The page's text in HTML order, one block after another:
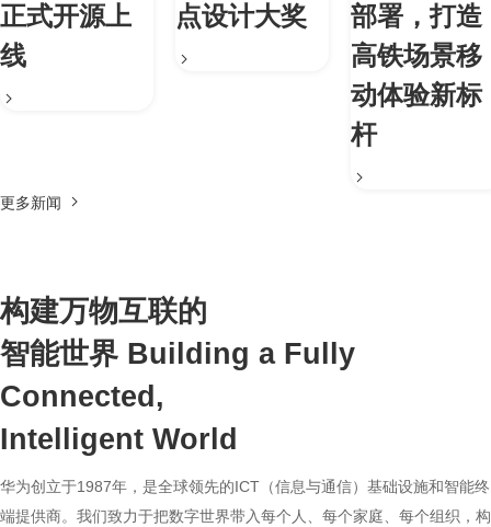
正式开源上
线
点设计大奖
部署，打造
高铁场景移
动体验新标
杆
更多新闻
构建万物互联的
智能世界 Building a Fully
Connected,
Intelligent World
华为创立于1987年，是全球领先的ICT（信息与通信）基础设施和智能终
端提供商。我们致力于把数字世界带入每个人、每个家庭、每个组织，构